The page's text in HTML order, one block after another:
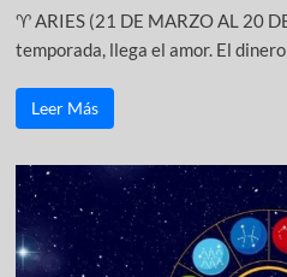
♈ ARIES (21 DE MARZO AL 20
temporada, llega el amor. El dinero
Leer Más